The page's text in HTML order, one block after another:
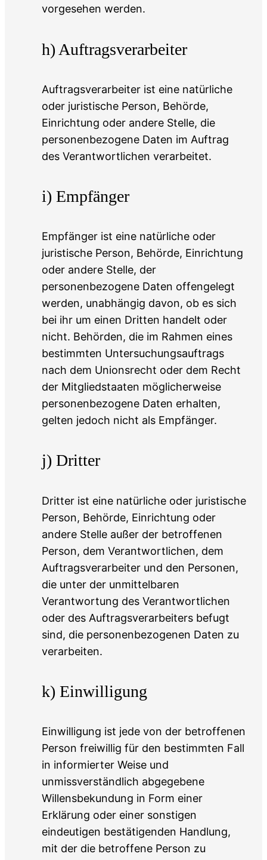
vorgesehen werden.
h) Auftragsverarbeiter
Auftragsverarbeiter ist eine natürliche
oder juristische Person, Behörde,
Einrichtung oder andere Stelle, die
personenbezogene Daten im Auftrag
des Verantwortlichen verarbeitet.
i) Empfänger
Empfänger ist eine natürliche oder
juristische Person, Behörde, Einrichtung
oder andere Stelle, der
personenbezogene Daten offengelegt
werden, unabhängig davon, ob es sich
bei ihr um einen Dritten handelt oder
nicht. Behörden, die im Rahmen eines
bestimmten Untersuchungsauftrags
nach dem Unionsrecht oder dem Recht
der Mitgliedstaaten möglicherweise
personenbezogene Daten erhalten,
gelten jedoch nicht als Empfänger.
j) Dritter
Dritter ist eine natürliche oder juristische
Person, Behörde, Einrichtung oder
andere Stelle außer der betroffenen
Person, dem Verantwortlichen, dem
Auftragsverarbeiter und den Personen,
die unter der unmittelbaren
Verantwortung des Verantwortlichen
oder des Auftragsverarbeiters befugt
sind, die personenbezogenen Daten zu
verarbeiten.
k) Einwilligung
Einwilligung ist jede von der betroffenen
Person freiwillig für den bestimmten Fall
in informierter Weise und
unmissverständlich abgegebene
Willensbekundung in Form einer
Erklärung oder einer sonstigen
eindeutigen bestätigenden Handlung,
mit der die betroffene Person zu